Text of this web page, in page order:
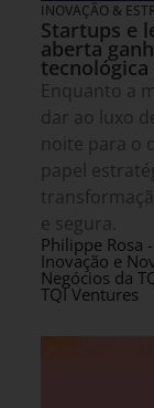
INOVAÇÃO &
Startups e
aberta
Enquanto a
dar ao luxo
noite para o
papel
e segura.
Philippe Rosa
Inovação e
Negócios da
TQI Ventures